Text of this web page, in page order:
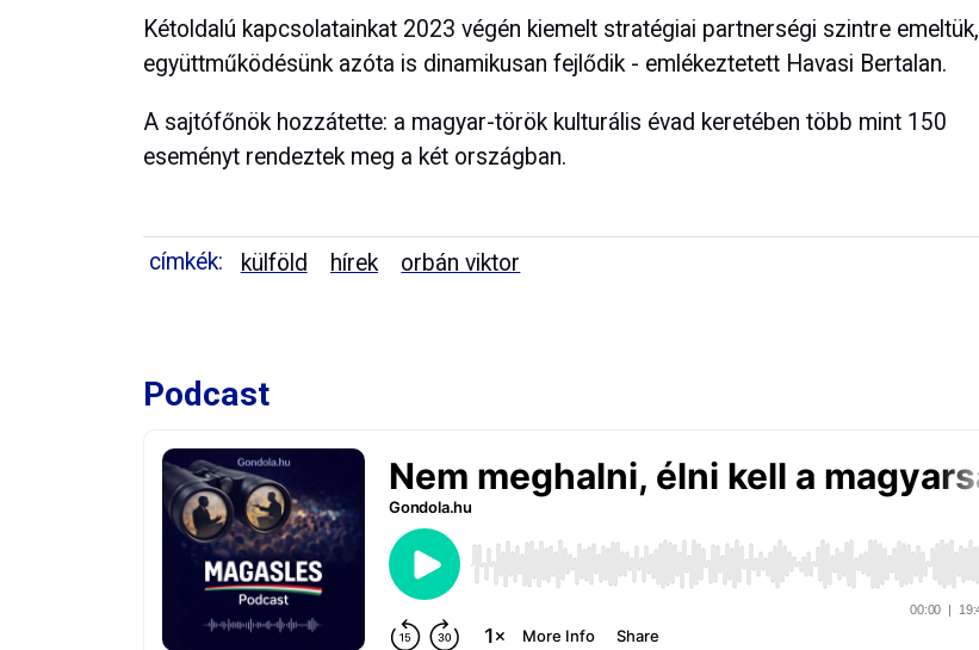
Kétoldalú kapcsolatainkat 2023 végén kiemelt stratégiai partnerségi szintre emeltük,
együttműködésünk azóta is dinamikusan fejlődik - emlékeztetett Havasi Bertalan.
A sajtófőnök hozzátette: a magyar-török kulturális évad keretében több mint 150
eseményt rendeztek meg a két országban.
címkék: külföld hírek orbán viktor
Podcast